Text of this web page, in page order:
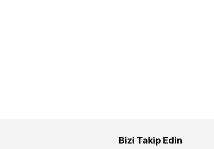
Bizi Takip Edin